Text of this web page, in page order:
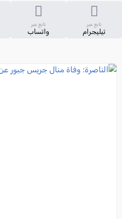
تابع عبر
تيليجرام
تابع عبر
واتساب